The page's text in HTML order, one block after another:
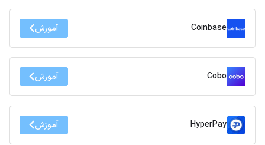
Coinbase آموزش
Cobo آموزش
HyperPay آموزش